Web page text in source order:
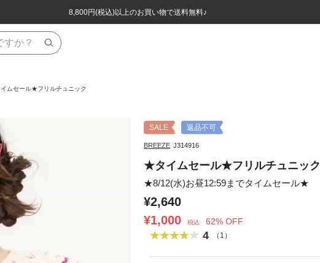
8,800円(税込)以上のお買い物で送料無料♪
ほぼ全品半額！！8/12(水)お昼12:59まで！！
8,800円(税込)以上のお買い物で送料無料♪
ほぼ全品半額！！8/12(水)お昼12:59まで！！
ムセール★フリルチュニック
SALE 返品不可
BREEZE J314916
★タイムセール★フリルチュニック
★8/12(水)お昼12:59までタイムセール★
¥2,640
¥1,000
税込 62% OFF
4 （1）